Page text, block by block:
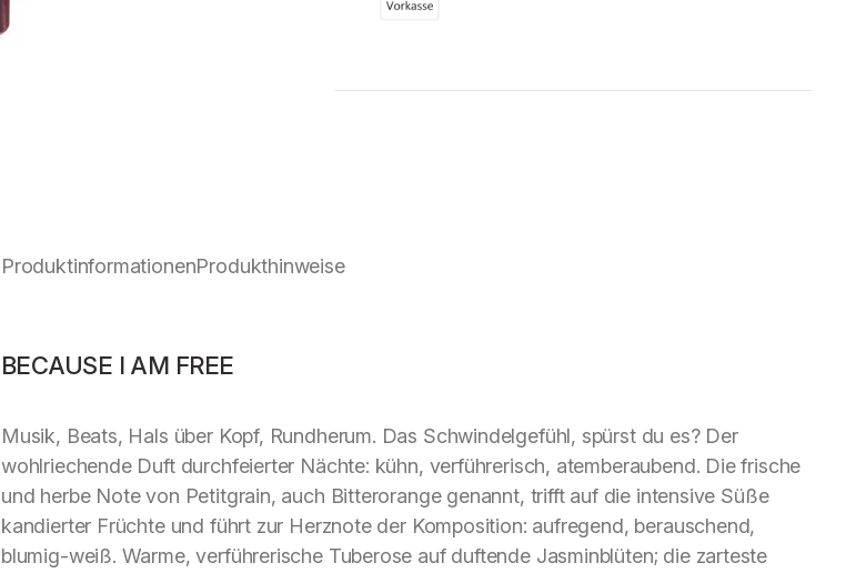
ProduktinformationenProdukthinweise
BECAUSE I AM FREE
Musik, Beats, Hals über Kopf, Rundherum. Das Schwindelgefühl, spürst du es? Der
wohlriechende Duft durchfeierter Nächte: kühn, verführerisch, atemberaubend. Die frische
und herbe Note von Petitgrain, auch Bitterorange genannt, trifft auf die intensive Süße
kandierter Früchte und führt zur Herznote der Komposition: aufregend, berauschend,
blumig-weiß. Warme, verführerische Tuberose auf duftende Jasminblüten; die zarteste